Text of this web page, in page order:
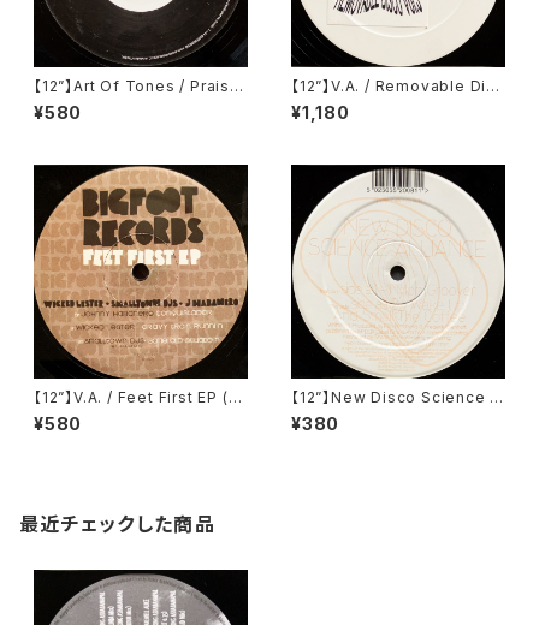
【12”】Art Of Tones / Praise
(20:20 Vision) (VIS142)
¥580
【12”】V.A. / Removable Disc
o Vol.3 (Removable Disco)
¥1,180
【12”】V.A. / Feet First EP (Bi
gfoot Records) (BFR000)
¥580
【12”】New Disco Science Al
liance / Nylon Groover / W
ake Up And Smell The Cof
¥380
最近チェックした商品